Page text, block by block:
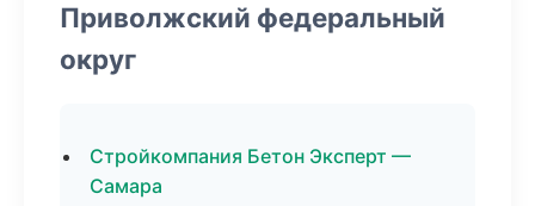
Приволжский федеральный
округ
Стройкомпания Бетон Эксперт —
Самара